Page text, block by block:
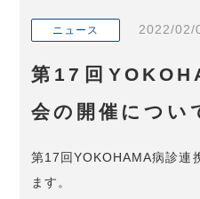
ニュース 2022/02/
第17回
会の開催につい
第17回YOKOHAMA病診連
ます。